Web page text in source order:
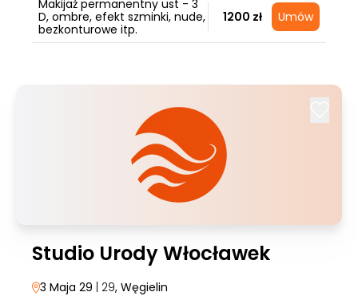
Makijaż permanentny ust - 3
D, ombre, efekt szminki, nude,
bezkonturowe itp.
1200 zł Umów
Studio Urody Włocławek
3 Maja 29 | 29, Węgielin